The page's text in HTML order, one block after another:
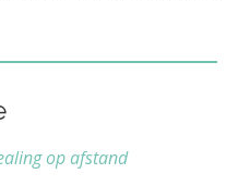
op afstand